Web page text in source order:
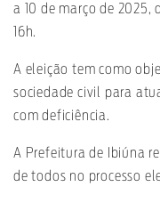
a 10 de março de 2025,
16h.
A eleição tem como
sociedade civil para
com deficiência.
A Prefeitura de Ibiúna
de todos no processo